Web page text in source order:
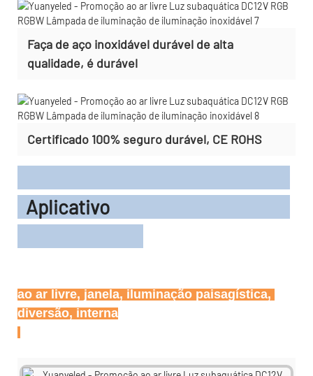
Faça de aço inoxidável durável de alta
qualidade, é durável
Certificado 100% seguro durável, CE ROHS
Aplicativo
ao ar livre, janela, iluminação paisagística,